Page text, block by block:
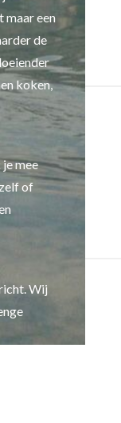
maar een
de
koken,
mee
of
Wij